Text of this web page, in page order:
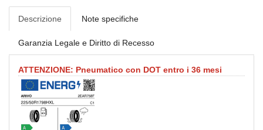
Descrizione Note specifiche
Garanzia Legale e Diritto di Recesso
ATTENZIONE: Pneumatico con DOT entro i 36 mesi